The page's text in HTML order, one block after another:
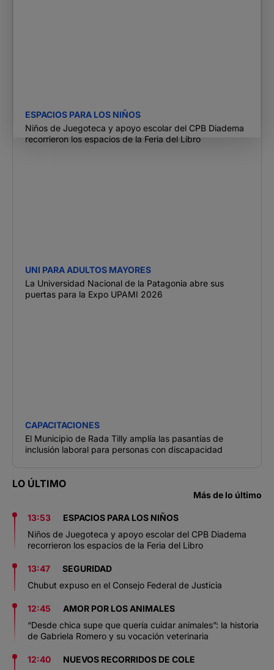
ESPACIOS PARA LOS NIÑOS
Niños de Juegoteca y apoyo escolar del CPB Diadema
recorrieron los espacios de la Feria del Libro
UNI PARA ADULTOS MAYORES
La Universidad Nacional de la Patagonia abre sus
puertas para la Expo UPAMI 2026
CAPACITACIONES
El Municipio de Rada Tilly amplía las pasantías de
inclusión laboral para personas con discapacidad
LO ÚLTIMO
Más de lo último
13:53
ESPACIOS PARA LOS NIÑOS
Niños de Juegoteca y apoyo escolar del CPB Diadema
recorrieron los espacios de la Feria del Libro
13:47
SEGURIDAD
Chubut expuso en el Consejo Federal de Justicia
12:45
AMOR POR LOS ANIMALES
“Desde chica supe que quería cuidar animales”: la historia
de Gabriela Romero y su vocación veterinaria
12:40
NUEVOS RECORRIDOS DE COLE